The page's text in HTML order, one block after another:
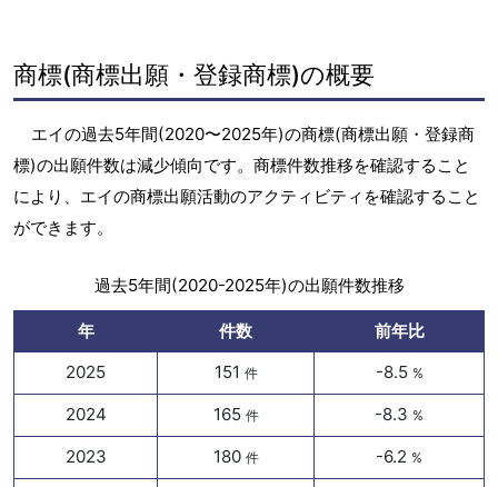
商標(商標出願・登録商標)の概要
エイの過去5年間(2020〜2025年)の商標(商標出願・登録商
標)の出願件数は減少傾向です。商標件数推移を確認すること
により、エイの商標出願活動のアクティビティを確認すること
ができます。
過去5年間(2020-2025年)の出願件数推移
年 件数
前年比
2025
151 件 -8.5 %
2024 165 件 -8.3 %
2023 180 件 -6.2 %